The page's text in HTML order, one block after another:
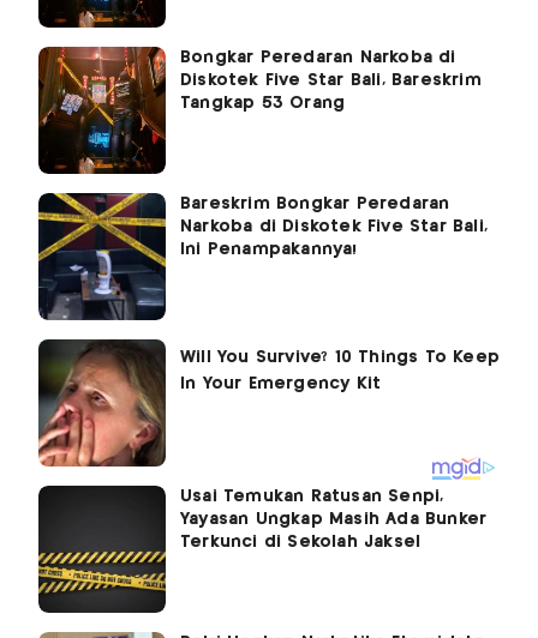
Bongkar Peredaran Narkoba di
Diskotek Five Star Bali, Bareskrim
Tangkap 53 Orang
Bareskrim Bongkar Peredaran
Narkoba di Diskotek Five Star Bali,
Ini Penampakannya!
Usai Temukan Ratusan Senpi,
Yayasan Ungkap Masih Ada Bunker
Terkunci di Sekolah Jaksel